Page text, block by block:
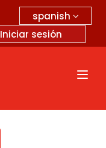
spanish
Iniciar sesión